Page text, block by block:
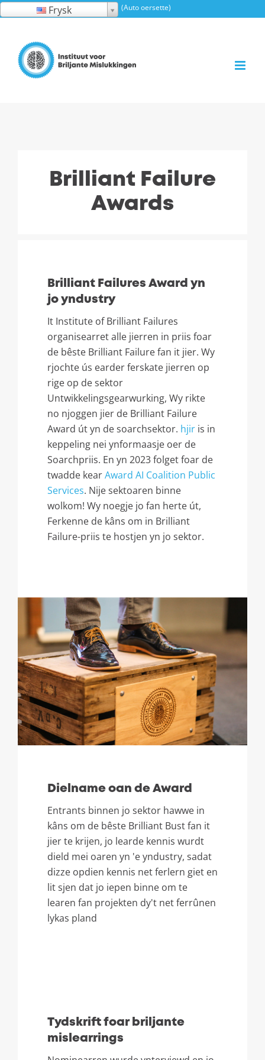
Gean
ynhâld
Frysk (Auto oersette)
Brilliant Failure
Awards
Brilliant Failures Award yn
jo yndustry
It Institute of Brilliant Failures
organisearret alle jierren in priis foar
de bêste Brilliant Failure fan it jier. Wy
rjochte ús earder ferskate jierren op
rige op de sektor
Untwikkelingsgearwurking, Wy rikte
no njoggen jier de Brilliant Failure
Award út yn de soarchsektor. hjir is in
keppeling nei ynformaasje oer de
Soarchpriis. En yn 2023 folget foar de
twadde kearAward AI Coalition Public
Services. Nije sektoaren binne
wolkom! Wy noegje jo fan herte út,
Ferkenne de kâns om in Brilliant
Failure-priis te hostjen yn jo sektor.
Dielname oan de Award
Entrants binnen jo sektor hawwe in
kâns om de bêste Brilliant Bust fan it
jier te krijen, jo learde kennis wurdt
dield mei oaren yn 'e yndustry, sadat
dizze opdien kennis net ferlern giet en
lit sjen dat jo iepen binne om te
learen fan projekten dy't net ferrûnen
lykas pland
Tydskrift foar briljante
mislearrings